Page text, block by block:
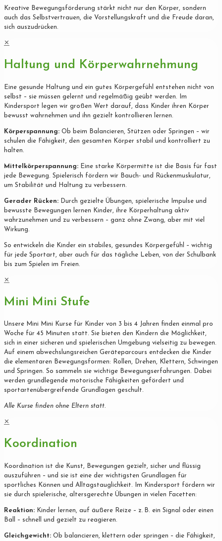
Kreative Bewegungsförderung stärkt nicht nur den Körper, sondern
auch das Selbstvertrauen, die Vorstellungskraft und die Freude daran,
sich auszudrücken.
✕
Haltung und Körperwahrnehmung
Eine gesunde Haltung und ein gutes Körpergefühl entstehen nicht von
selbst – sie müssen gelernt und regelmäßig geübt werden. Im
Kindersport legen wir großen Wert darauf, dass Kinder ihren Körper
bewusst wahrnehmen und ihn gezielt kontrollieren lernen.
Körperspannung: Ob beim Balancieren, Stützen oder Springen – wir
schulen die Fähigkeit, den gesamten Körper stabil und kontrolliert zu
halten.
Mittelkörperspannung: Eine starke Körpermitte ist die Basis für fast
jede Bewegung. Spielerisch fördern wir Bauch- und Rückenmuskulatur,
um Stabilität und Haltung zu verbessern.
Gerader Rücken: Durch gezielte Übungen, spielerische Impulse und
bewusste Bewegungen lernen Kinder, ihre Körperhaltung aktiv
wahrzunehmen und zu verbessern – ganz ohne Zwang, aber mit viel
Wirkung.
So entwickeln die Kinder ein stabiles, gesundes Körpergefühl – wichtig
für jede Sportart, aber auch für das tägliche Leben, von der Schulbank
bis zum Spielen im Freien.
✕
Mini Mini Stufe
Unsere Mini Mini Kurse für Kinder von 3 bis 4 Jahren finden einmal pro
Woche für 45 Minuten statt. Sie bieten den Kindern die Möglichkeit,
sich in einer sicheren und spielerischen Umgebung vielseitig zu bewegen.
Auf einem abwechslungsreichen Geräteparcours entdecken die Kinder
die elementaren Bewegungsformen: Rollen, Drehen, Klettern, Schwingen
und Springen. So sammeln sie wichtige Bewegungserfahrungen. Dabei
werden grundlegende motorische Fähigkeiten gefördert und
sportartenübergreifende Grundlagen geschult.
Alle Kurse finden ohne Eltern statt.
✕
Koordination
Koordination ist die Kunst, Bewegungen gezielt, sicher und flüssig
auszuführen – und sie ist eine der wichtigsten Grundlagen für
sportliches Können und Alltagstauglichkeit. Im Kindersport fördern wir
sie durch spielerische, altersgerechte Übungen in vielen Facetten:
Reaktion: Kinder lernen, auf äußere Reize – z. B. ein Signal oder einen
Ball – schnell und gezielt zu reagieren.
Gleichgewicht: Ob balancieren, klettern oder springen – die Fähigkeit,